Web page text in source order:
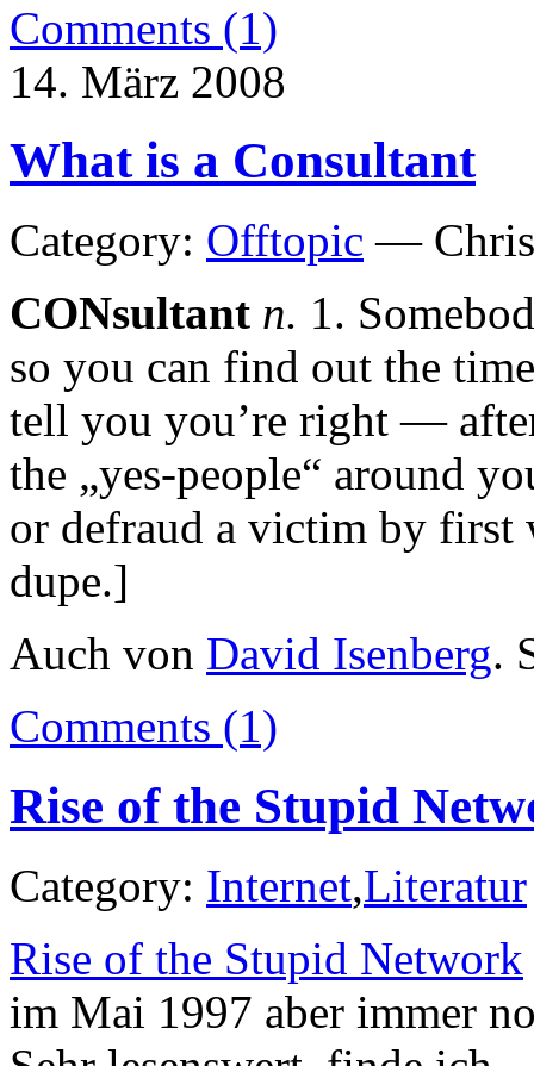
Comments (1)
14. März 2008
What is a Consultant
Category: Offtopic —
CONsultant n. 1.
so you can find out the
tell you you’re right —
the „yes-people“ around
or defraud a victim by first
dupe.]
Auch von David Isenberg.
Comments (1)
Rise of the Stupid
Category: Internet,Literatur
Rise of the Stupid Network
im Mai 1997 aber immer